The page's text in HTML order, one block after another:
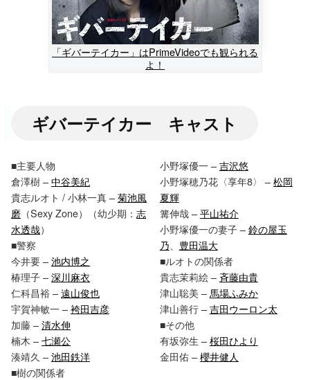
「ギバーテイカー」はPrimeVideoでも観られる
よ！
ギバーテイカー キャスト
■主要人物
倉澤樹 –中谷美紀
貴志ルオト / 小林一真 –菊池風
磨 （Sexy Zone）（幼少期： 志
水透哉）
■警察
今井要 –池内博之
椿理子 –深川麻衣
仁科昌裕 –遠山俊也
宇賀神敏一 –袴田吉彦
加藤 –清水伸
楠木 –七瀬公
湊靖久 –池田鉄洋
■樹の関係者
小野塚優一 –吉沢悠
小野塚穂乃花〈享年8〉 –松岡
夏輝
篝伸哉 –平山祐介
小野塚優一の妻子 –鈴の屋玉
乃
豊田温大
■ルオトの関係者
貴志茉莉絵 –斉藤由貴
津山聡美 – 馬場ふみか
津山善行 –吉田ウーロン太
■その他
有坂弥生 –桜田ひより
金田佑 –櫻井健人